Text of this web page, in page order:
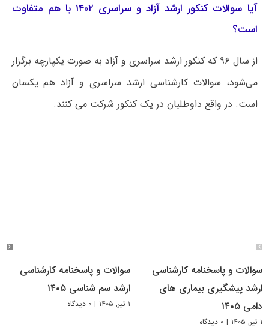
آیا سوالات کنکور ارشد آزاد و سراسری ۱۴۰۲ با هم متفاوت
است؟
از سال ۹۶ که کنکور ارشد سراسری و آزاد به صورت یکپارچه برگزار
می‌شود، سوالات کارشناسی ارشد سراسری و آزاد هم یکسان
است. در واقع داوطلبان در یک کنکور شرکت می کنند.
سوالات و پاسخنامه کارشناسی
ارشد پیشگیری بیماری های
دامی ۱۴۰۵
۱ تیر, ۱۴۰۵ | ۰ دیدگاه
سوالات و پاسخنامه کارشناسی
ارشد سم شناسی ۱۴۰۵
۱ تیر, ۱۴۰۵ | ۰ دیدگاه